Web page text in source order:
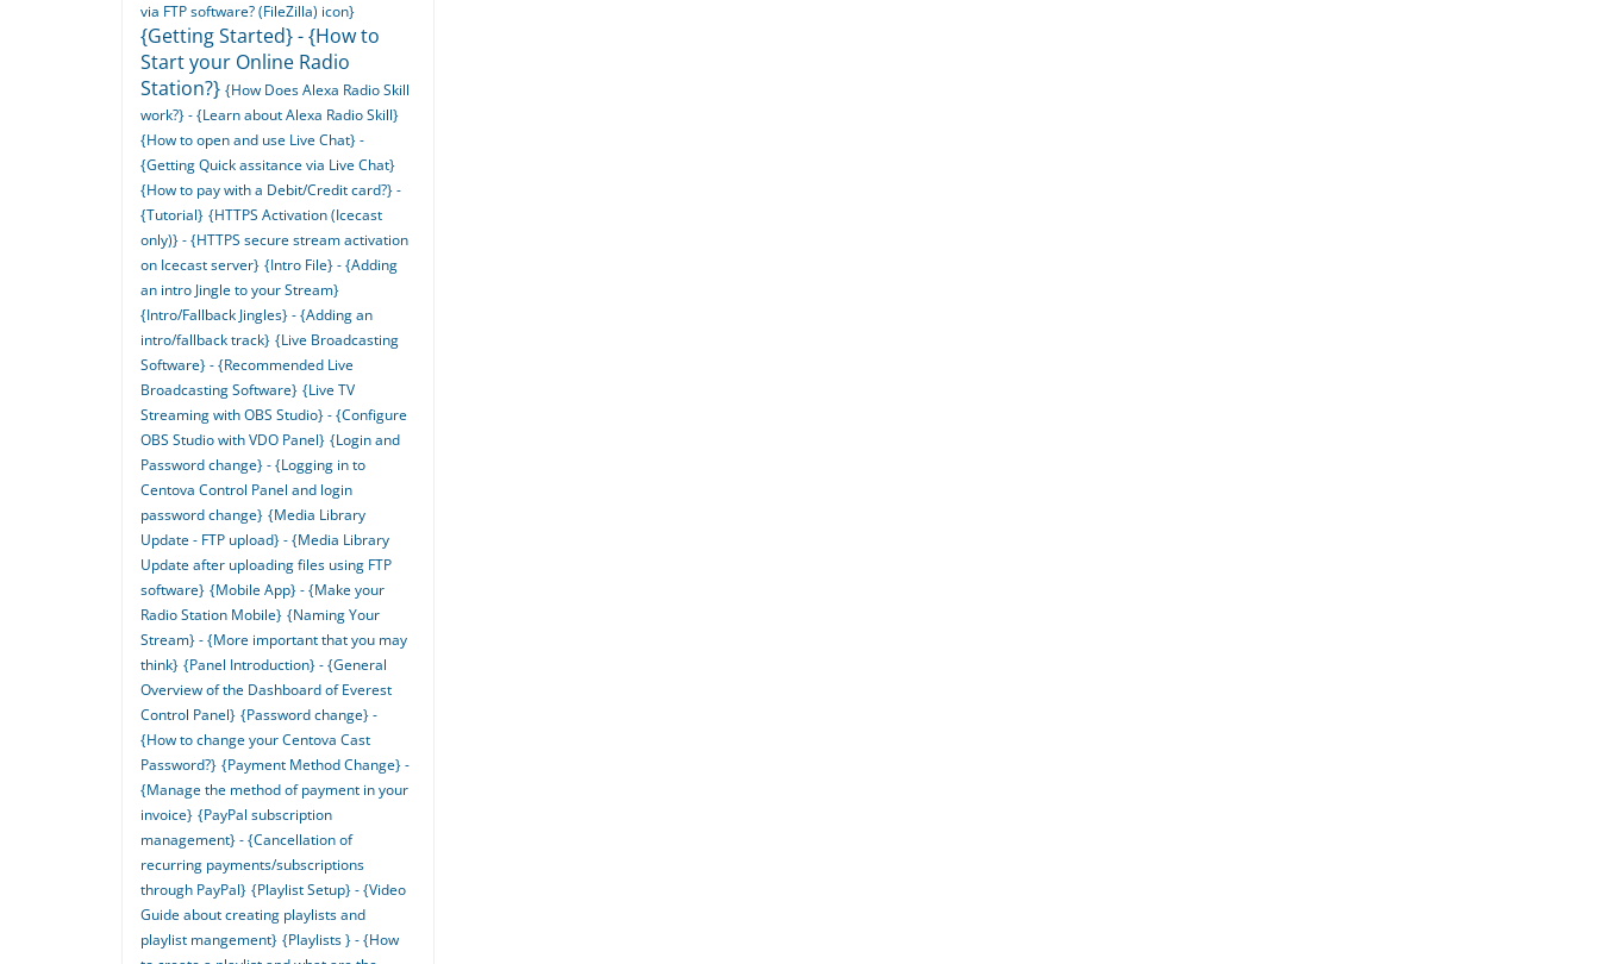
via FTP software? (FileZilla) icon}
{Getting Started} - {How to
Start your Online Radio
Station?} {How Does Alexa Radio Skill
work?} - {Learn about Alexa Radio Skill}
{How to open and use Live Chat} -
{Getting Quick assitance via Live Chat}
{How to pay with a Debit/Credit card?} -
{Tutorial} {HTTPS Activation (Icecast
only)} - {HTTPS secure stream activation
on Icecast server} {Intro File} - {Adding
an intro Jingle to your Stream}
{Intro/Fallback Jingles} - {Adding an
intro/fallback track} {Live Broadcasting
Software} - {Recommended Live
Broadcasting Software} {Live TV
Streaming with OBS Studio} - {Configure
OBS Studio with VDO Panel} {Login and
Password change} - {Logging in to
Centova Control Panel and login
password change} {Media Library
Update - FTP upload} - {Media Library
Update after uploading files using FTP
software} {Mobile App} - {Make your
Radio Station Mobile} {Naming Your
Stream} - {More important that you may
think} {Panel Introduction} - {General
Overview of the Dashboard of Everest
Control Panel} {Password change} -
{How to change your Centova Cast
Password?} {Payment Method Change} -
{Manage the method of payment in your
invoice} {PayPal subscription
management} - {Cancellation of
recurring payments/subscriptions
through PayPal} {Playlist Setup} - {Video
Guide about creating playlists and
playlist mangement} {Playlists } - {How